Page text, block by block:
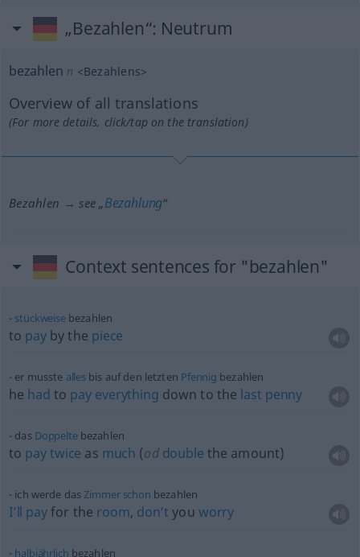
„Bezahlen“: Neutrum
bezahlen n <Bezahlens>
Overview of all translations
(For more details, click/tap on the translation)
Bezahlen → see „Bezahlung“
Context sentences for "bezahlen"
stückweisebezahlen
to payby the piece
er musste alles bis auf den letzten Pfennig bezahlen
he had to pay everything down to the last penny
das Doppeltebezahlen
to paytwice as much (oddouble the amount)
ich werde dasZimmer schon bezahlen
I’ll payfor the room, don’t you worry
halbjährlich bezahlen